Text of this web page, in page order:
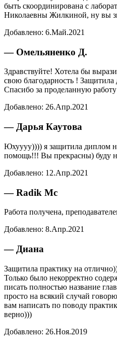
быть скоординирована с
Николаевны Жилкиной, ну вы
Добавлено: 6.Май.2021
— Омельяненко Д.
Здравствуйте! Хотела бы
свою благодарность !
Спасибо за проделанную
Добавлено: 26.Апр.2021
— Дарья Каутова
Юхуууу)))) я защитила диплом
помощь!!! Вы прекрасны) буду
Добавлено: 12.Апр.2021
— Radik Mc
Работа получена,
Добавлено: 8.Апр.2021
— Диана
Защитила практику на
Только было некорректно
писать полностью название
просто на всякий случай
вам написать по поводу
верно)))
Добавлено: 26.Ноя.2019